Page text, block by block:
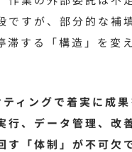
ですが、部分的な補
滞する「構造」を変
ィングで着実に成
行、データ管理、改
す「体制」が不可欠で